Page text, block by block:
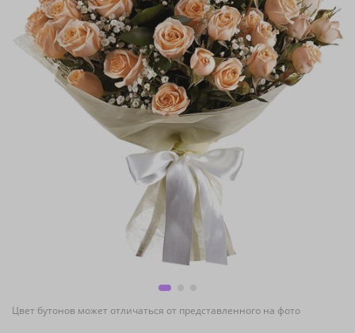
Цвет бутонов может отличаться от представленного на фото